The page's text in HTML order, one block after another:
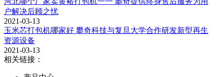
户解决后顾之忧
2021-03-13
玉米芯打包机哪家好 攀奇科技与复旦大学合作研发新型再生
资源设备
2021-03-13
相关链接：